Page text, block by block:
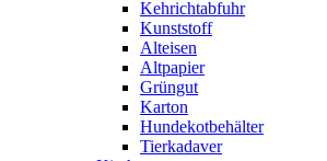
Kehrichtabfuhr
Kunststoff
Alteisen
Altpapier
Grüngut
Karton
Hundekotbehälter
Tierkadaver